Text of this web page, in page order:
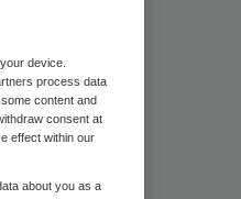
device.
process data
content and
consent at
effect within our
about you as a